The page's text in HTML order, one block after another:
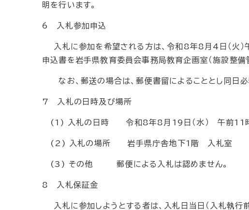
明を行います。
6 入札参加申込
入札に参加を希望される方は、令和8年8月4日（火
申込書を岩手県教育委員会事務局教育企画室（施設整備
なお、郵送の場合は、郵便書留によることとし同日必
7 入札の日時及び場所
(1) 入札の日時 令和8年8月19日（水） 午前11
(2) 入札の場所 岩手県庁舎地下1階 入札室
(3) その他 郵便による入札は認めません。
8 入札保証金
入札に参加しようとする者は、入札日当日（入札執行